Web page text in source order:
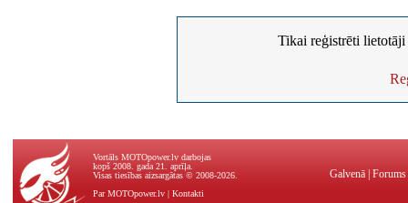
Tikai reģistrēti
Vortāls MOTOpower.lv darbojas
kopš 2008. gada 21. aprīļa.
Visas tiesības aizsargātas © 2008-2026.
Par MOTOpower.lv
Kontakti
Galvenā Forums